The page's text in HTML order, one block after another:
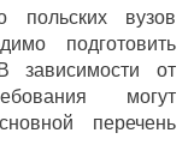
польских вузов
подготовить
зависимости от
могут
перечень